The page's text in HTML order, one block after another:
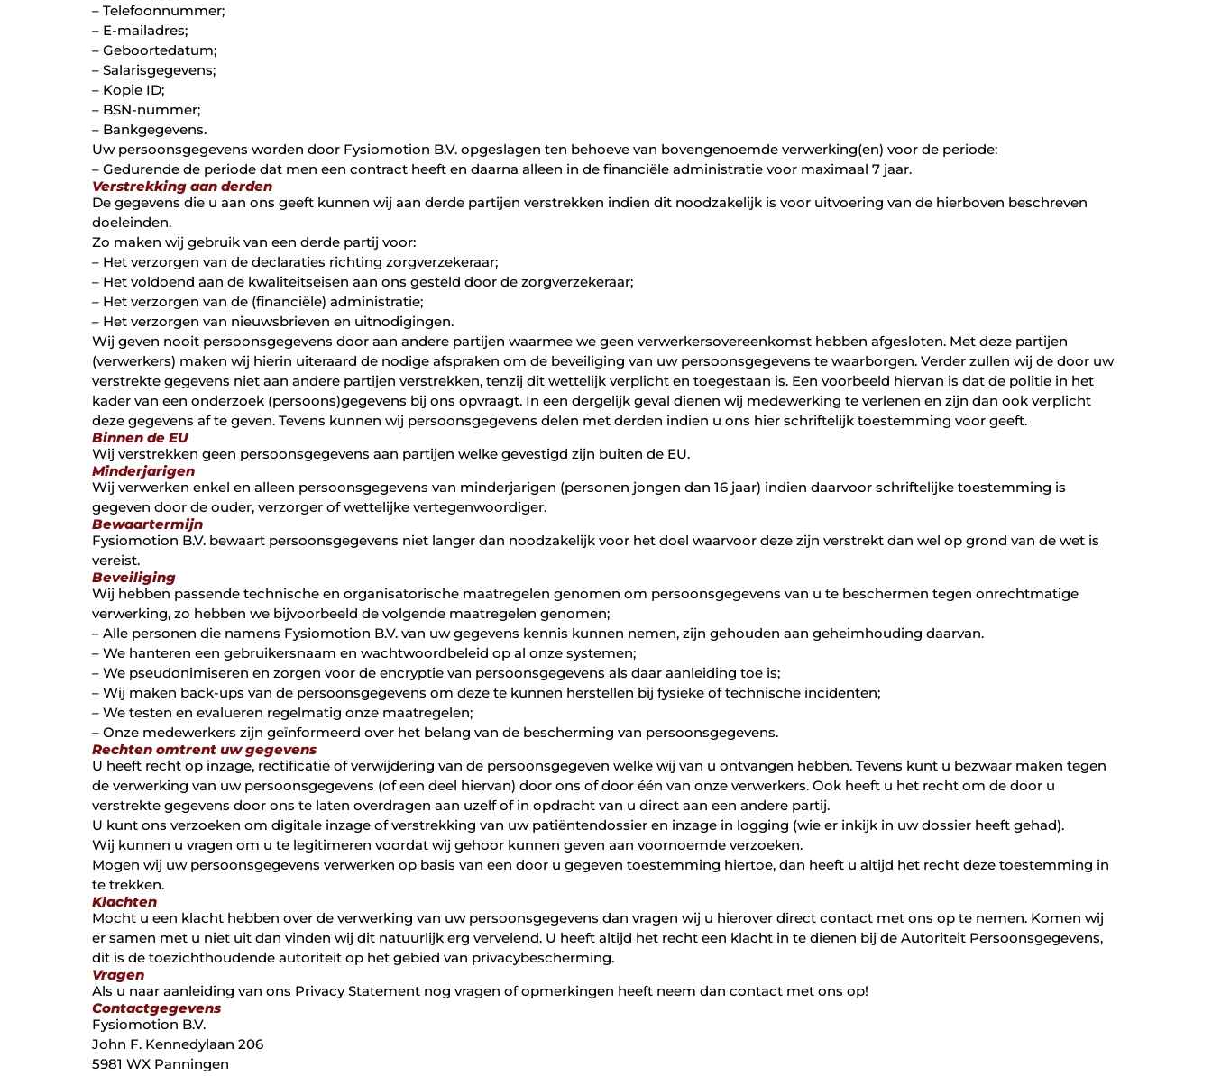
– Telefoonnummer;
– E-mailadres;
– Geboortedatum;
– Salarisgegevens;
– Kopie ID;
– BSN-nummer;
– Bankgegevens.
Uw persoonsgegevens worden door Fysiomotion B.V. opgeslagen ten behoeve van bovengenoemde verwerking(en) voor de periode:
– Gedurende de periode dat men een contract heeft en daarna alleen in de financiële administratie voor maximaal 7 jaar.
Verstrekking aan derden
De gegevens die u aan ons geeft kunnen wij aan derde partijen verstrekken indien dit noodzakelijk is voor uitvoering van de hierboven beschreven
doeleinden.
Zo maken wij gebruik van een derde partij voor:
– Het verzorgen van de declaraties richting zorgverzekeraar;
– Het voldoend aan de kwaliteitseisen aan ons gesteld door de zorgverzekeraar;
– Het verzorgen van de (financiële) administratie;
– Het verzorgen van nieuwsbrieven en uitnodigingen.
Wij geven nooit persoonsgegevens door aan andere partijen waarmee we geen verwerkersovereenkomst hebben afgesloten. Met deze partijen
(verwerkers) maken wij hierin uiteraard de nodige afspraken om de beveiliging van uw persoonsgegevens te waarborgen. Verder zullen wij de door uw
verstrekte gegevens niet aan andere partijen verstrekken, tenzij dit wettelijk verplicht en toegestaan is. Een voorbeeld hiervan is dat de politie in het
kader van een onderzoek (persoons)gegevens bij ons opvraagt. In een dergelijk geval dienen wij medewerking te verlenen en zijn dan ook verplicht
deze gegevens af te geven. Tevens kunnen wij persoonsgegevens delen met derden indien u ons hier schriftelijk toestemming voor geeft.
Binnen de EU
Wij verstrekken geen persoonsgegevens aan partijen welke gevestigd zijn buiten de EU.
Minderjarigen
Wij verwerken enkel en alleen persoonsgegevens van minderjarigen (personen jongen dan 16 jaar) indien daarvoor schriftelijke toestemming is
gegeven door de ouder, verzorger of wettelijke vertegenwoordiger.
Bewaartermijn
Fysiomotion B.V. bewaart persoonsgegevens niet langer dan noodzakelijk voor het doel waarvoor deze zijn verstrekt dan wel op grond van de wet is
vereist.
Beveiliging
Wij hebben passende technische en organisatorische maatregelen genomen om persoonsgegevens van u te beschermen tegen onrechtmatige
verwerking, zo hebben we bijvoorbeeld de volgende maatregelen genomen;
– Alle personen die namens Fysiomotion B.V. van uw gegevens kennis kunnen nemen, zijn gehouden aan geheimhouding daarvan.
– We hanteren een gebruikersnaam en wachtwoordbeleid op al onze systemen;
– We pseudonimiseren en zorgen voor de encryptie van persoonsgegevens als daar aanleiding toe is;
– Wij maken back-ups van de persoonsgegevens om deze te kunnen herstellen bij fysieke of technische incidenten;
– We testen en evalueren regelmatig onze maatregelen;
– Onze medewerkers zijn geïnformeerd over het belang van de bescherming van persoonsgegevens.
Rechten omtrent uw gegevens
U heeft recht op inzage, rectificatie of verwijdering van de persoonsgegeven welke wij van u ontvangen hebben. Tevens kunt u bezwaar maken tegen
de verwerking van uw persoonsgegevens (of een deel hiervan) door ons of door één van onze verwerkers. Ook heeft u het recht om de door u
verstrekte gegevens door ons te laten overdragen aan uzelf of in opdracht van u direct aan een andere partij.
U kunt ons verzoeken om digitale inzage of verstrekking van uw patiëntendossier en inzage in logging (wie er inkijk in uw dossier heeft gehad).
Wij kunnen u vragen om u te legitimeren voordat wij gehoor kunnen geven aan voornoemde verzoeken.
Mogen wij uw persoonsgegevens verwerken op basis van een door u gegeven toestemming hiertoe, dan heeft u altijd het recht deze toestemming in
te trekken.
Klachten
Mocht u een klacht hebben over de verwerking van uw persoonsgegevens dan vragen wij u hierover direct contact met ons op te nemen. Komen wij
er samen met u niet uit dan vinden wij dit natuurlijk erg vervelend. U heeft altijd het recht een klacht in te dienen bij de Autoriteit Persoonsgegevens,
dit is de toezichthoudende autoriteit op het gebied van privacybescherming.
Vragen
Als u naar aanleiding van ons Privacy Statement nog vragen of opmerkingen heeft neem dan contact met ons op!
Contactgegevens
Fysiomotion B.V.
John F. Kennedylaan 206
5981 WX Panningen